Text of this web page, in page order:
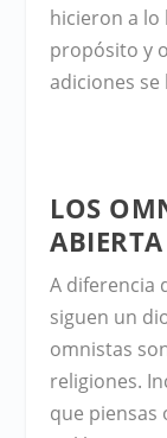
hicieron a lo
propósito y
adiciones se
LOS
ABIERTA
A diferencia
siguen un
omnistas
religiones.
que piensas